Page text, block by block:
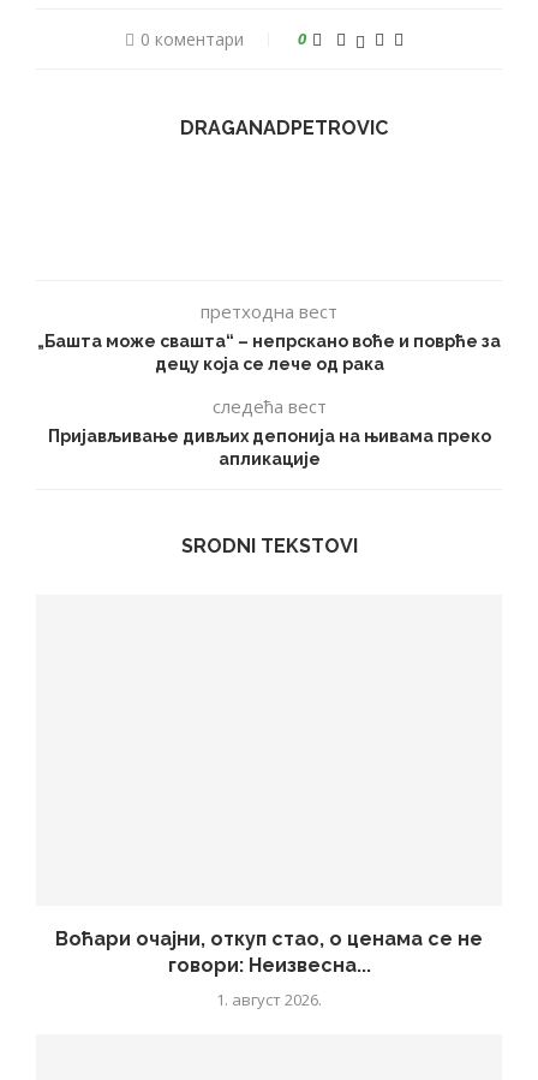
0 коментари 0
DRAGANADPETROVIC
претходна вест
„Башта може свашта“ – непрскано воће и поврће за
децу која се лече од рака
следећа вест
Пријављивање дивљих депонија на њивама преко
апликације
SRODNI TEKSTOVI
Воћари очајни, откуп стао, о ценама се не
говори: Неизвесна...
1. август 2026.